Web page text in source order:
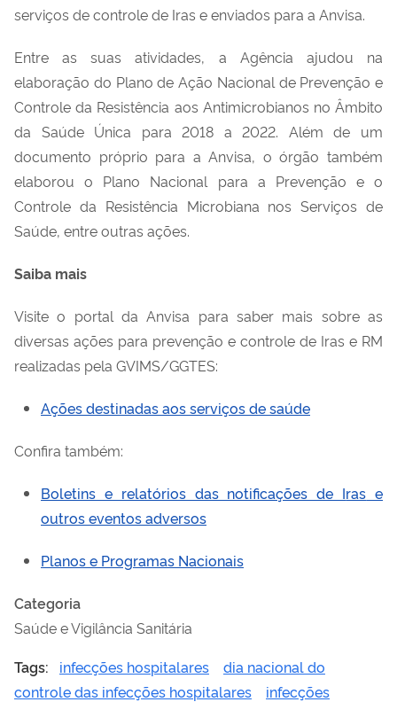
serviços de controle de Iras e enviados para a Anvisa.
Entre as suas atividades, a Agência ajudou na
elaboração do Plano de Ação Nacional de Prevenção e
Controle da Resistência aos Antimicrobianos no Âmbito
da Saúde Única para 2018 a 2022. Além de um
documento próprio para a Anvisa, o órgãotambém
elaborou o Plano Nacional para a Prevenção e o
Controle da Resistência Microbiana nos Serviços de
Saúde, entre outras ações.
Saiba mais
Visite o portal da Anvisa para saber mais sobre as
diversas ações para prevenção e controle de Iras e RM
realizadas pela GVIMS/GGTES:
Ações destinadas aos serviços de saúde
Confira também:
Boletins e relatórios das notificações de Iras e
outros eventos adversos
Planos e Programas Nacionais
Categoria
Saúde e Vigilância Sanitária
Tags:
infecções hospitalares
dia nacional do
controle das infecções hospitalares
infecções